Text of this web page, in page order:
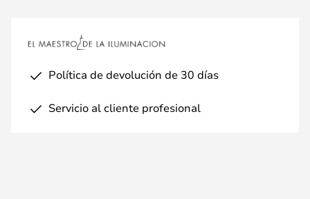
Política de devolución de 30 días
Servicio al cliente profesional